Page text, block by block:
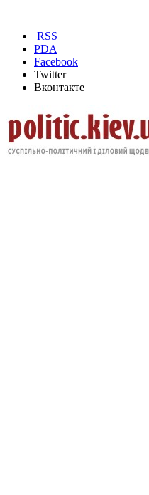
RSS
PDA
Facebook
Twitter
Вконтакте